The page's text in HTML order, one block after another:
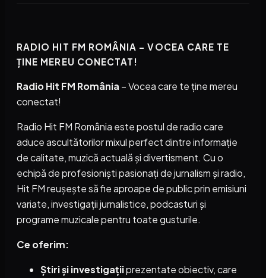
RADIO HIT FM ROMÂNIA – VOCEA CARE TE
ȚINE MEREU CONECTAT!
Radio Hit FM România – Vocea care te ține mereu
conectat!
Radio Hit FM România este postul de radio care
aduce ascultătorilor mixul perfect dintre informație
de calitate, muzică actuală și divertisment. Cu o
echipă de profesioniști pasionați de jurnalism și radio,
Hit FM reușește să fie aproape de public prin emisiuni
variate, investigații jurnalistice, podcasturi și
programe muzicale pentru toate gusturile.
Ce oferim:
Știri și investigațiiprezentate obiectiv, care